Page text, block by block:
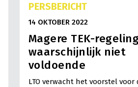
PERSBERICHT
14 OKTOBER 2022
Magere TEK-
waarschijnlijk niet
voldoende
LTO verwacht het voorstel voor